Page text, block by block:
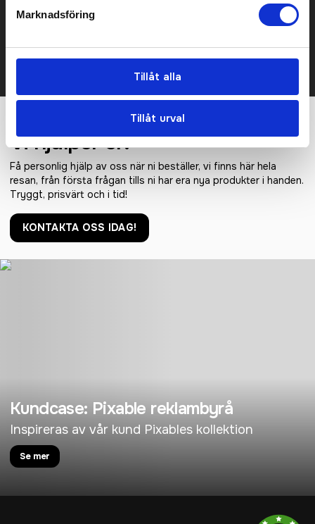
Marknadsföring
Tillåt alla
Tillåt urval
Kontakta oss här för att få förslag på produkt och pris över
Vi hjälper er!
Få personlig hjälp av oss när ni beställer, vi finns här hela
resan, från första frågan tills ni har era nya produkter i handen.
Tryggt, prisvärt och i tid!
KONTAKTA OSS IDAG!
Kundcase: Pixable reklambyrå
Inspireras av vår kund Pixables kollektion
Se mer